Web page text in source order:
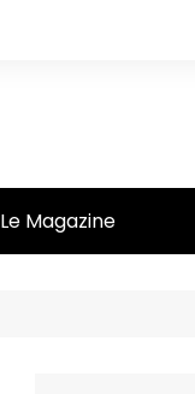
Le Magazine